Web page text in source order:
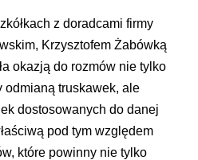
z doradcami firmy
Krzysztofem Żabówką
okazją do rozmów nie tylko
odmianą truskawek, ale
dostosowanych do danej
pod tym względem
które powinny nie tylko